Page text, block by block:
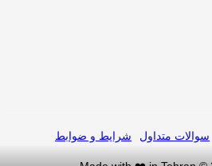
سوالات متداول شرایط و ضوابط